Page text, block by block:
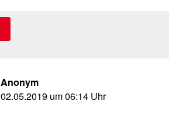
Anonym
02.05.2019 um 06:14 Uhr